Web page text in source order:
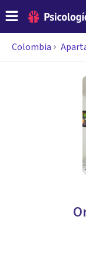
Colombia